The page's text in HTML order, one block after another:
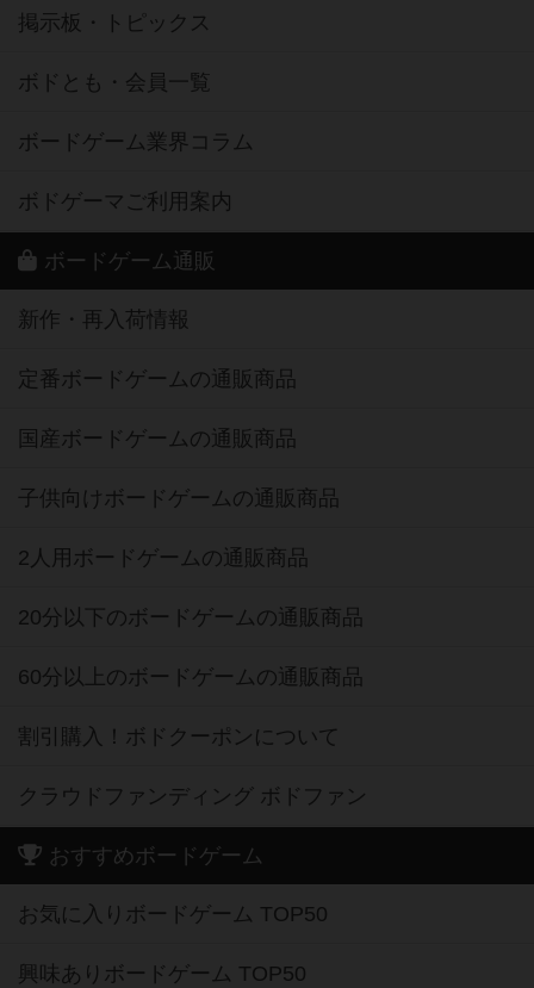
掲示板・トピックス
ボドとも・会員一覧
ボードゲーム業界コラム
ボドゲーマご利用案内
ボードゲーム通販
新作・再入荷情報
定番ボードゲームの通販商品
国産ボードゲームの通販商品
子供向けボードゲームの通販商品
2人用ボードゲームの通販商品
20分以下のボードゲームの通販商品
60分以上のボードゲームの通販商品
割引購入！ボドクーポンについて
クラウドファンディング ボドファン
おすすめボードゲーム
お気に入りボードゲーム TOP50
興味ありボードゲーム TOP50